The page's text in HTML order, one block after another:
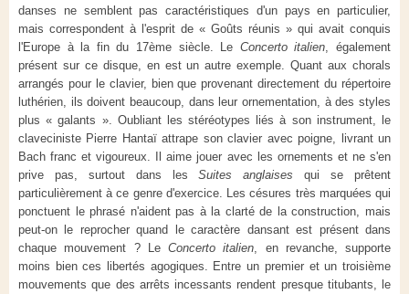
danses ne semblent pas caractéristiques d'un pays en particulier,
mais correspondent à l'esprit de « Goûts réunis » qui avait conquis
l'Europe à la fin du 17ème siècle. Le Concerto italien , également
présent sur ce disque, en est un autre exemple. Quant aux chorals
arrangés pour le clavier, bien que provenant directement du répertoire
luthérien, ils doivent beaucoup, dans leur ornementation, à des styles
plus « galants ». Oubliant les stéréotypes liés à son instrument, le
claveciniste Pierre Hantaï attrape son clavier avec poigne, livrant un
Bach franc et vigoureux. Il aime jouer avec les ornements et ne s'en
prive pas, surtout dans les Suites anglaisesqui se prêtent
particulièrement à ce genre d'exercice. Les césures très marquées qui
ponctuent le phrasé n'aident pas à la clarté de la construction, mais
peut-on le reprocher quand le caractère dansant est présent dans
chaque mouvement ? Le Concerto italien , en revanche, supporte
moins bien ces libertés agogiques. Entre un premier et un troisième
mouvements que des arrêts incessants rendent presque titubants, le